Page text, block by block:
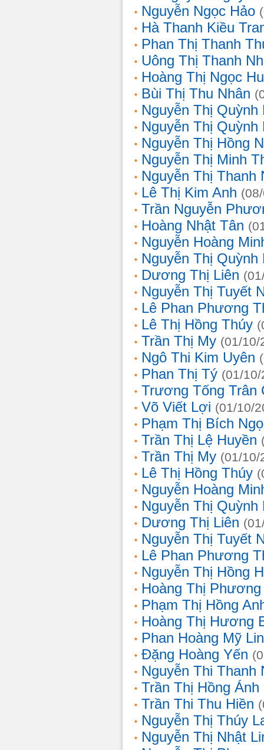
Nguyễn Ngọc Hảo
Hà Thanh Kiều
Phan Thị Thanh
Uông Thị Thanh
Hoàng Thị Ngọc
Bùi Thị Thu Nhân
Nguyễn Thị Quỳnh
Nguyễn Thị Quỳnh
Nguyễn Thị Hồng
Nguyễn Thị Minh
Nguyễn Thị Thanh
Lê Thị Kim Anh
Trần Nguyễn
Hoàng Nhật Tân
Nguyễn Hoàng
Nguyễn Thị Quỳnh
Dương Thị Liên
Nguyễn Thị Tuyết
Lê Phan Phương
Lê Thị Hồng Thúy
Trần Thị My (01/10/
Ngô Thi Kim Uyên
Phan Thị Tý (01/
Trương Tống Trân
Võ Viết Lợi (01/10/
Phạm Thị Bích
Trần Thị Lệ Huyền
Trần Thị My (01/10/
Lê Thị Hồng Thúy
Nguyễn Hoàng
Nguyễn Thị Quỳnh
Dương Thị Liên
Nguyễn Thị Tuyết
Lê Phan Phương
Nguyễn Thị Hồng
Hoàng Thị Phương
Phạm Thị Hồng
Hoàng Thị Hương
Phan Hoàng Mỹ
Đặng Hoàng Yến
Nguyễn Thi Thanh
Trần Thị Hồng Ánh
Trần Thi Thu Hiền
Nguyễn Thị Thúy
Nguyễn Thị Nhật